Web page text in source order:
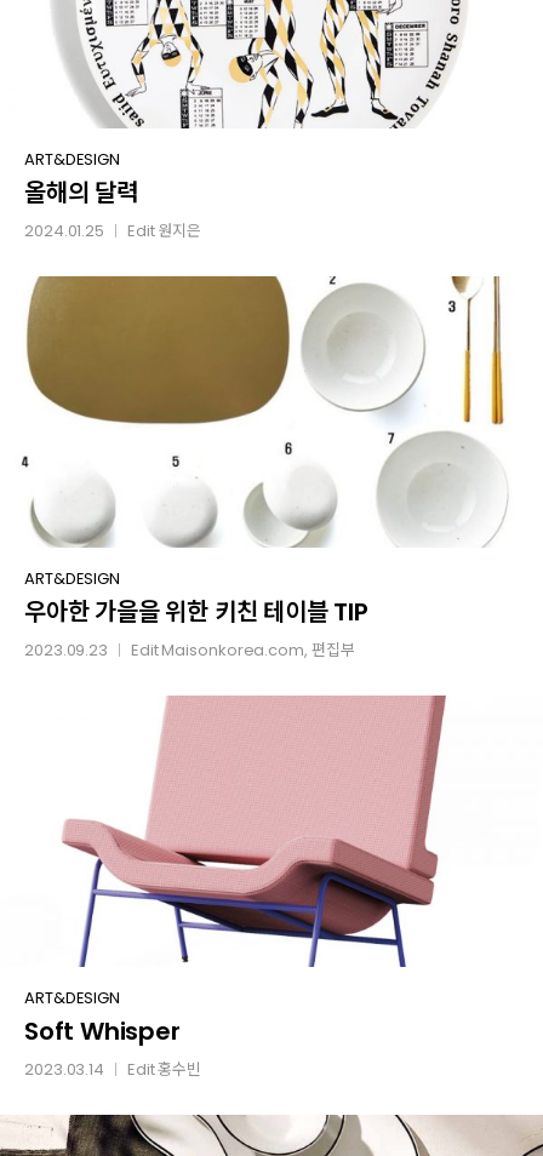
올해의
달력
ART&DESIGN
올해의 달력
2024.01.25 Edit원지은
우아한
가을을
위한
ART&DESIGN
우아한 가을을 위한 키친 테이블 TIP
2023.09.23 EditMaisonkorea.com, 편집부
Soft
Whisper
ART&DESIGN
Soft Whisper
2023.03.14 Edit홍수빈